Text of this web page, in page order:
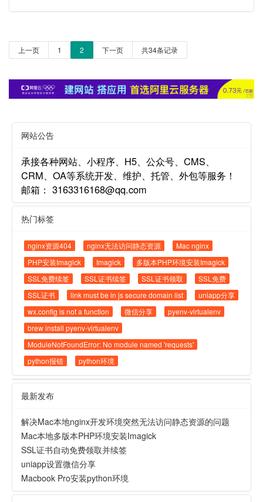
上一页 1 2 下一页 共34条记录
网站公告
承接各种网站、小程序、H5、公众号、CMS、
CRM、OA等系统开发、维护、托管、外包等服务！
邮箱： 3163316168@qq.com
热门标签
nginx资源404 nginx无法访问静态资源
Mac nginx
PHP安装Imagick
Imagick
多版本PHP环境安装Imagick
SSL免费续签
SSL证书续签 SSL证书领取
SSL免费
SSL证书
link must be in js secure domain list
uniapp分享
wx.config is not a function
微信分享
pyenv-virtualenv
brew install pyenv-virtualenv
ModuleNotFoundError: No module named 'requests'
python报错
python环境
最新发布
解决Mac本地nginx开发环境突然无法访问静态资源的问题
Mac本地多版本PHP环境安装Imagick
SSL证书自动免费领取并续签
uniapp设置微信分享
Macbook Pro安装python环境